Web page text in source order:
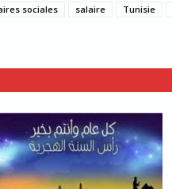
sociales salaire Tunisie